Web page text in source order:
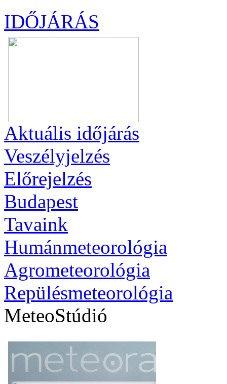
IDŐJÁRÁS
Aktuális időjárás
Veszélyjelzés
Előrejelzés
Budapest
Tavaink
Humánmeteorológia
Agrometeorológia
Repülésmeteorológia
MeteoStúdió